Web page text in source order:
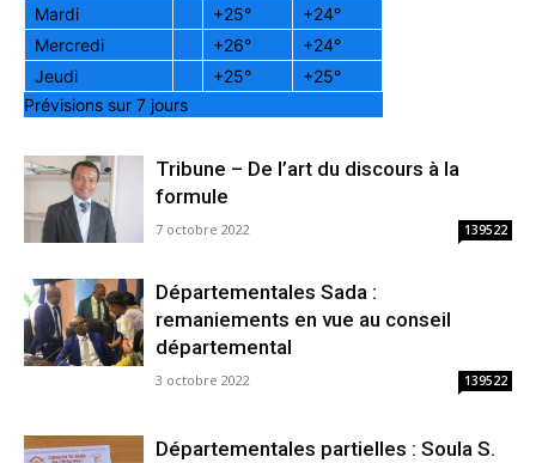
Mardi
+25° +24°
Mercredi
+26° +24°
Jeudi
+25° +25°
Prévisions sur 7 jours
Tribune – De l’art du discours à la
formule
7 octobre 2022 139522
Départementales Sada :
remaniements en vue au conseil
départemental
3 octobre 2022 139522
Départementales partielles : Soula S.